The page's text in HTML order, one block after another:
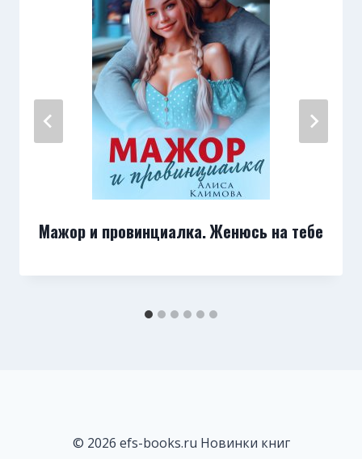
Мажор и провинциалка. Женюсь на тебе
© 2026 efs-books.ru Новинки книг